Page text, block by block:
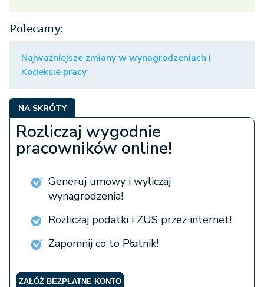
Polecamy:
Najważniejsze zmiany w wynagrodzeniach i
Kodeksie pracy
NA SKRÓTY
Rozliczaj wygodnie
pracowników online!
Generuj umowy i wyliczaj
wynagrodzenia!
Rozliczaj podatki i ZUS przez internet!
Zapomnij co to Płatnik!
ZAŁÓŻ BEZPŁATNE KONTO